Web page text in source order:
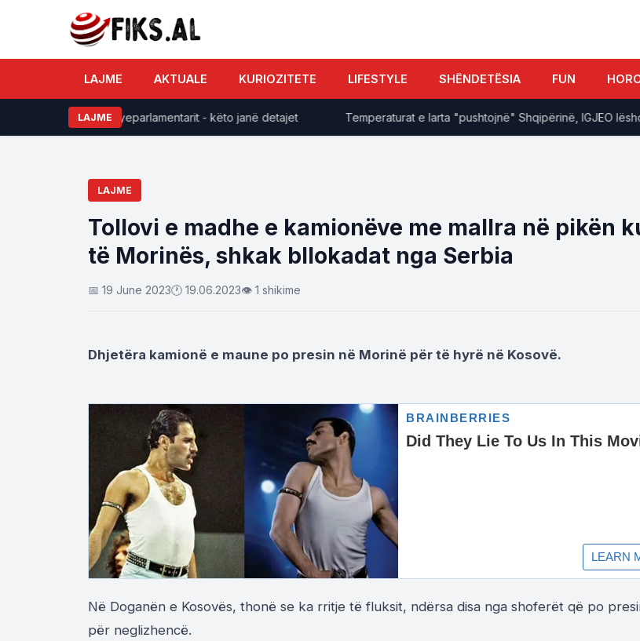
LAJME AKTUALE KURIOZITETE LIFESTYLE SHËNDETËSIA FUN
LAJME
së pozitën e Kryeparlamentarit - këto janë detajet Temperaturat e larta "pushtojnë" Shqipërinë, IGJEO lëshon
LAJME
Tollovi e madhe e kamionëve me mallra në pikën
të Morinës, shkak bllokadat nga Serbia
📅 19 June 2023🕐 19.06.2023👁 1 shikime
Dhjetëra kamionë e maune po presin në Morinë për të hyrë në Kosovë.
Në Doganën e Kosovës, thonë se ka rritje të fluksit, ndërsa disa nga shoferët që po
për neglizhencë.